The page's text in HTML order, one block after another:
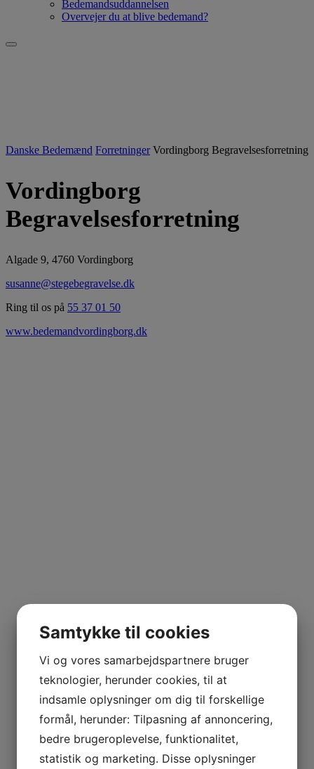
Bedemandsuddannelsen
Overvejer du at blive bedemand?
Danske Bedemænd Forretninger Vordingborg Begravelsesforretning
Vordingborg
Begravelsesforretning
Algade 9, 4760 Vordingborg
susanne@stegebegravelse.dk
Ring til os på 55 37 01 50
www.bedemandvordingborg.dk
Samtykke til cookies
Vi og vores samarbejdspartnere bruger
teknologier, herunder cookies, til at
indsamle oplysninger om dig til forskellige
formål, herunder: Tilpasning af annoncering,
bedre brugeroplevelse, funktionalitet,
statistik og marketing. Disse oplysninger